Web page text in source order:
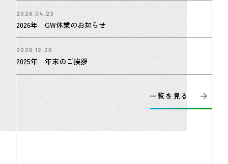
2026.04.23
2026年 GW休業のお知らせ
2025.12.26
2025年 年末のご挨拶
一覧を見る